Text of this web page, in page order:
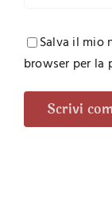
Salva il mio
browser per la